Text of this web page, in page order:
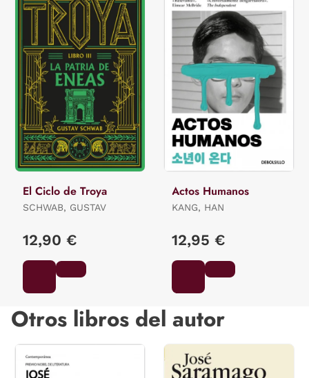
El Ciclo de Troya
SCHWAB, GUSTAV
12,90 €
Actos Humanos
KANG, HAN
12,95 €
Otros libros del autor